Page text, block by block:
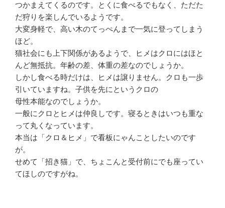
つかまえてくるのです。とくに食べるでもなく、ただた
だ狩りを楽しんでいるようです。
大変身軽で、高い木のてっぺんまで一気に登ってしまう
ほど。
猫社会にも上下関係があるようで、ヒメはクロにはほと
んど無抵抗。年齢の差、体重の差なのでしょうか。
しかし食べる時だけは、ヒメは譲りません。クロも一歩
引いていますね。子供を先にというクロの
母性本能なのでしょうか。
一般にクロとヒメは仲良しです。寝るときはいつも重な
って丸くなっています。
本当は「クロ＆ヒメ」で看板にゃんことしたいのです
が。
せめて「招き猫」で、ちょこんと受付前にでも座ってい
てほしのですがね。